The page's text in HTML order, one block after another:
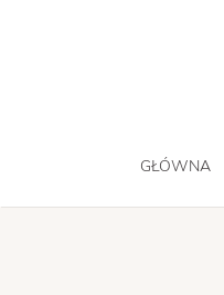
GŁÓWNA